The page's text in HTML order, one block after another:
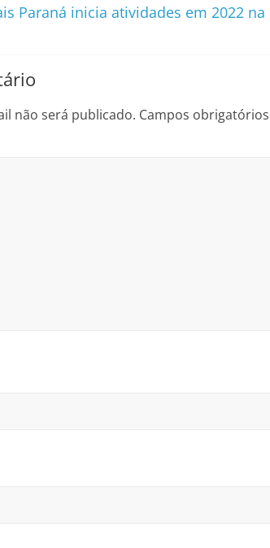
Paraná inicia atividades em 2022
não será publicado. Campos